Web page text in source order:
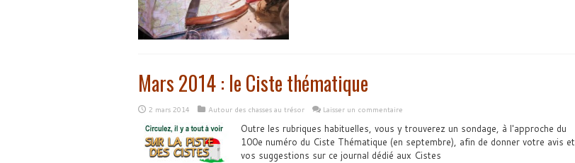
Mars 2014 : le Ciste thématique
2 mars 2014 Autour des chasses au trésor Laisser un commentaire
Outre les rubriques habituelles, vous y trouverez un sondage, à l'approche du
100e numéro du Ciste Thématique (en septembre), afin de donner votre avis et
vos suggestions sur ce journal dédié aux Cistes